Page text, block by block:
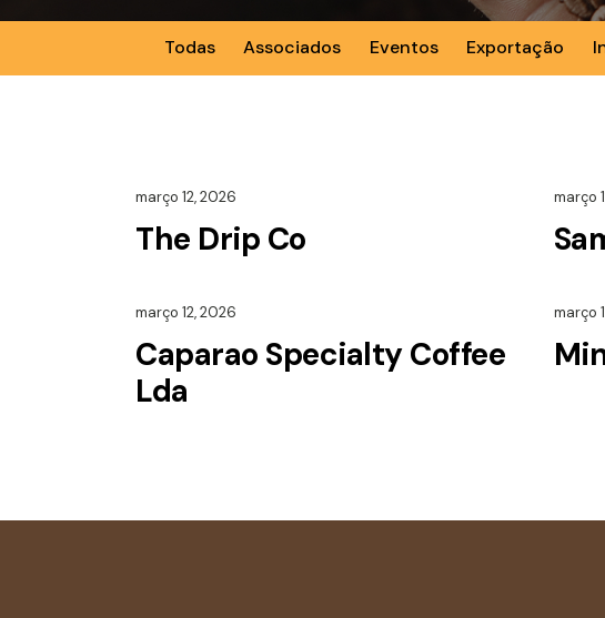
Todas Associados Eventos Exportação
março 12, 2026
The Drip Co
março
março 12, 2026
Caparao Specialty Coffee
Lda
março